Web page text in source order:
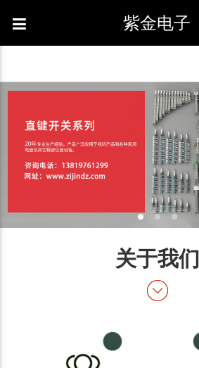
紫金电子
关于我们